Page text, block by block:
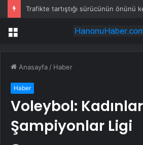
Trafikte tartıştığı sürücünün önünü
Menü
Anasayfa / Haber
Haber
Voleybol:
Şampiyonlar Ligi